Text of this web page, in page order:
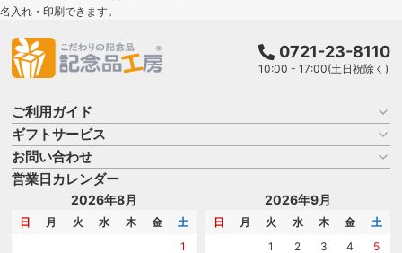
名入れ・印刷できます。
0721-23-8110
10:00 - 17:00(土日祝除く)
ご利用ガイド
お買い物ガイド
よくある質問
はじめての記念品選び
記念品工房の使い方
ギフトサービス
名入れについて
のし
メッセージカード
お問い合わせ
商品選びを相談する
名入れについて相談する
カタログを請求する
営業日カレンダー
2026年8月
日 月 火 水 木 金
土
1
2026年9月
日 月 火 水 木 金
土
1
2 3 4 5